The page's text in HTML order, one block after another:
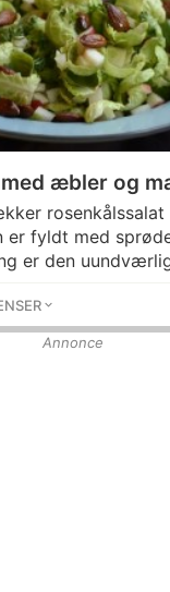
æbler og
er fyldt med
er den
Annonce